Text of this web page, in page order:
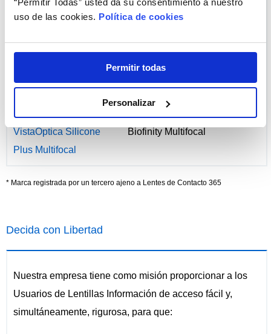
uso de las cookies. Política de cookies
Permitir todas
Personalizar
Silicone
Silicone Toric
VistaOptica Silicone
Biofinity
VistaOptica Silicone
Plus Multifocal
Biofinity Multifocal
* Marca registrada por un tercero ajeno a Lentes de Contacto 365
Decida con Libertad
Nuestra empresa tiene como misión proporcionar a los
Usuarios de Lentillas Información de acceso fácil y,
simultáneamente, rigurosa, para que: